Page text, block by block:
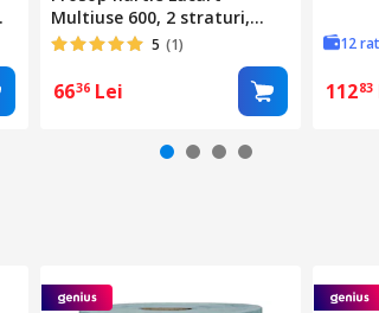
Multiuse 600, 2 straturi,
alba, 78.8m, 6 role/bax
5 (1)
6636 Lei
alb
12
11283